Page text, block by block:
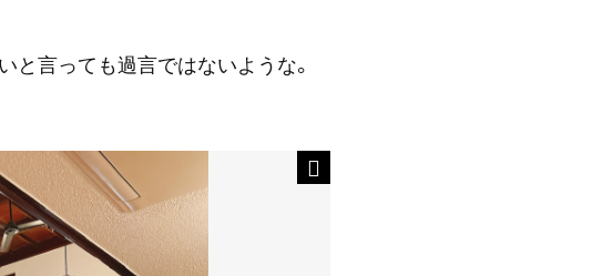
と言っても過言ではないような。